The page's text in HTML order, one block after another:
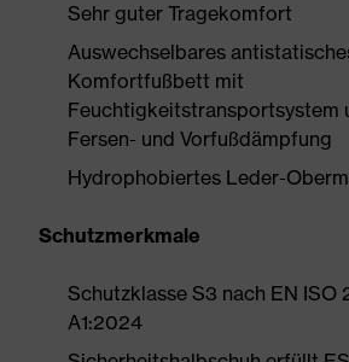
Sehr guter Tragekomfort
Auswechselbares
Komfortfußbett mit
Feuchtigkeitstransportsystem
Fersen- und Vorfußdämpfung
Hydrophobiertes Leder-
Schutzmerkmale
Schutzklasse S3 nach EN ISO
A1:2024